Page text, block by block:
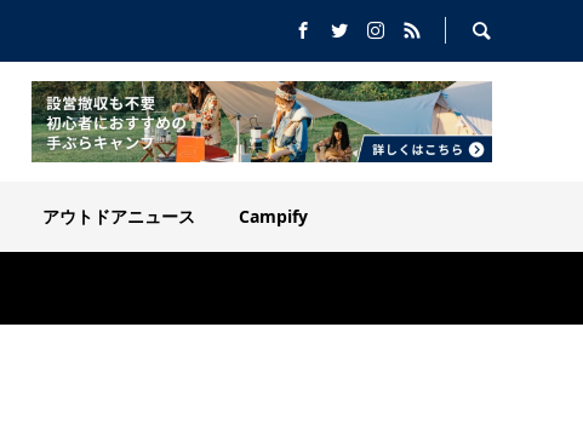
アウトドアニュース Campify